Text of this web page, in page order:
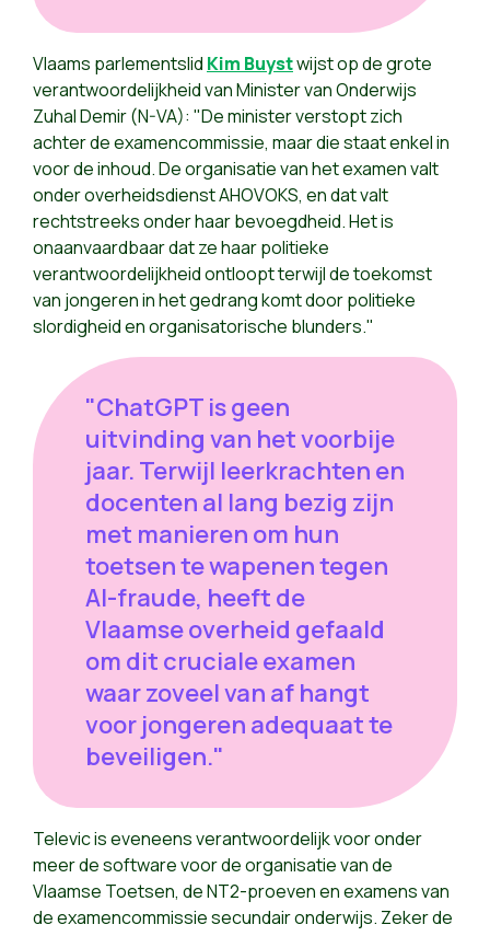
Vlaams parlementslid Kim Buystwijst op de grote
verantwoordelijkheid van Minister van Onderwijs
Zuhal Demir (N-VA): "De minister verstopt zich
achter de examencommissie, maar die staat enkel in
voor de inhoud. De organisatie van het examen valt
onder overheidsdienst AHOVOKS, en dat valt
rechtstreeks onder haar bevoegdheid. Het is
onaanvaardbaar dat ze haar politieke
verantwoordelijkheid ontloopt terwijl de toekomst
van jongeren in het gedrang komt door politieke
slordigheid en organisatorische blunders."
"ChatGPT is geen
uitvinding van het voorbije
jaar. Terwijl leerkrachten en
docenten al lang bezig zijn
met manieren om hun
toetsen te wapenen tegen
AI-fraude, heeft de
Vlaamse overheid gefaald
om dit cruciale examen
waar zoveel van af hangt
voor jongeren adequaat te
beveiligen."
Televic is eveneens verantwoordelijk voor onder
meer de software voor de organisatie van de
Vlaamse Toetsen, de NT2-proeven en examens van
de examencommissie secundair onderwijs. Zeker de